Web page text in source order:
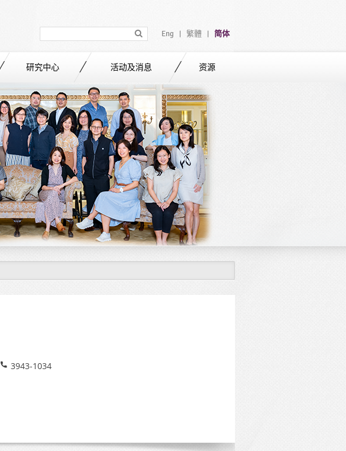
in
Eng 繁體 简体
研究中心 活动及消息
资源
Phone3943-1034